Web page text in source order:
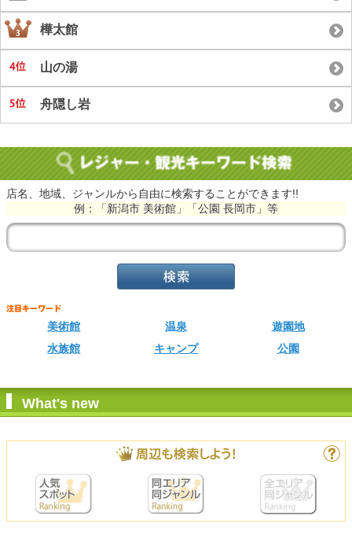
樺太館
山の湯
舟隠し岩
店名、地域、ジャンルから自由に検索することができます!!
例：「新潟市 美術館」「公園 長岡市」等
美術館 温泉
遊園地
水族館
キャンプ 公園
What's new